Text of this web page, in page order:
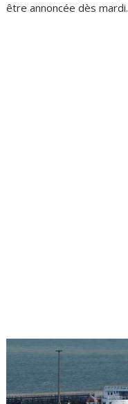
être annoncée dès mardi.